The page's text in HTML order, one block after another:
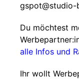
gspot@studio-
Du möchtest
alle Infos und
Ihr wollt